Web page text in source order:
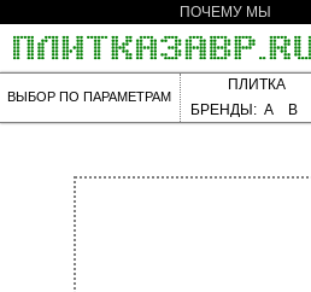
ПОЧЕМУ МЫ
ВЫБОР ПО ПАРАМЕТРАМ
ПЛИТКА
БРЕНДЫ: A B